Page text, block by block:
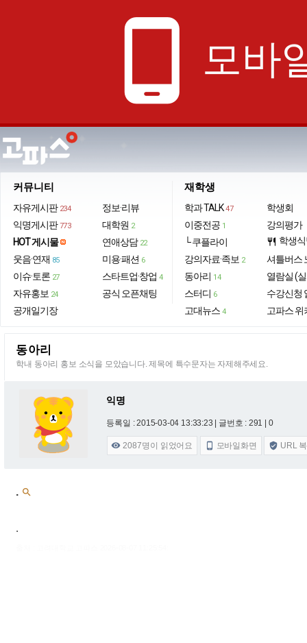
phone_android 모바
커뮤니티
자유게시판 234
익명게시판 773
HOT 게시물
웃음·연재 85
이슈·토론 27
자유홍보 24
공개일기장
정보·리뷰
대학원 2
연애상담 22
미용·패션 6
스타트업·창업 4
공식 오픈채팅
재학생
학과 TALK 47
이중전공 1
└ 쿠플라이
강의자료·족보 2
동아리 14
스터디 6
고대뉴스 4
학생회
강의평가
restaurant 학생
셔틀버스
열람실 (
수강신청
고파스 위
동아리
학내 동아리 홍보 소식을 모았습니다. 제목에 특수문자는 자제해주세요.
익명
등록일 : 2015-03-04 13:33:23 | 글번호 : 291 | 0
 2087명이 읽었어요  모바일화면  URL
. 
.